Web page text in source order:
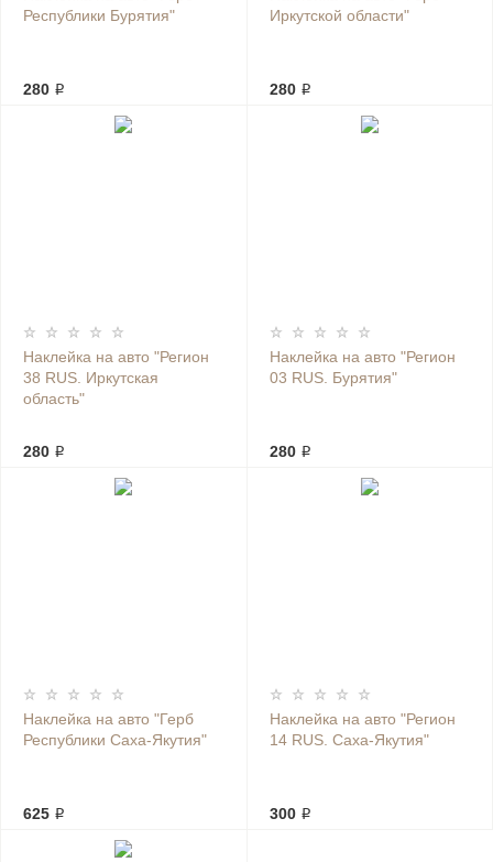
Республики Бурятия"
280 ₽
Иркутской области"
280 ₽
Наклейка на авто "Регион
38 RUS. Иркутская
область"
280 ₽
Наклейка на авто "Регион
03 RUS. Бурятия"
280 ₽
Наклейка на авто "Герб
Республики Саха-Якутия"
625 ₽
Наклейка на авто "Регион
14 RUS. Саха-Якутия"
300 ₽